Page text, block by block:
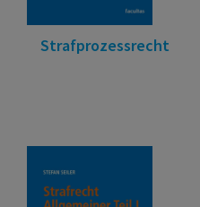
Strafprozessrecht